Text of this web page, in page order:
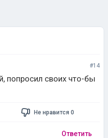
#14
попросил своих что-бы
Не нравится 0
Ответить